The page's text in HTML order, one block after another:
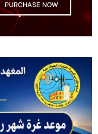
PURCHASE NOW